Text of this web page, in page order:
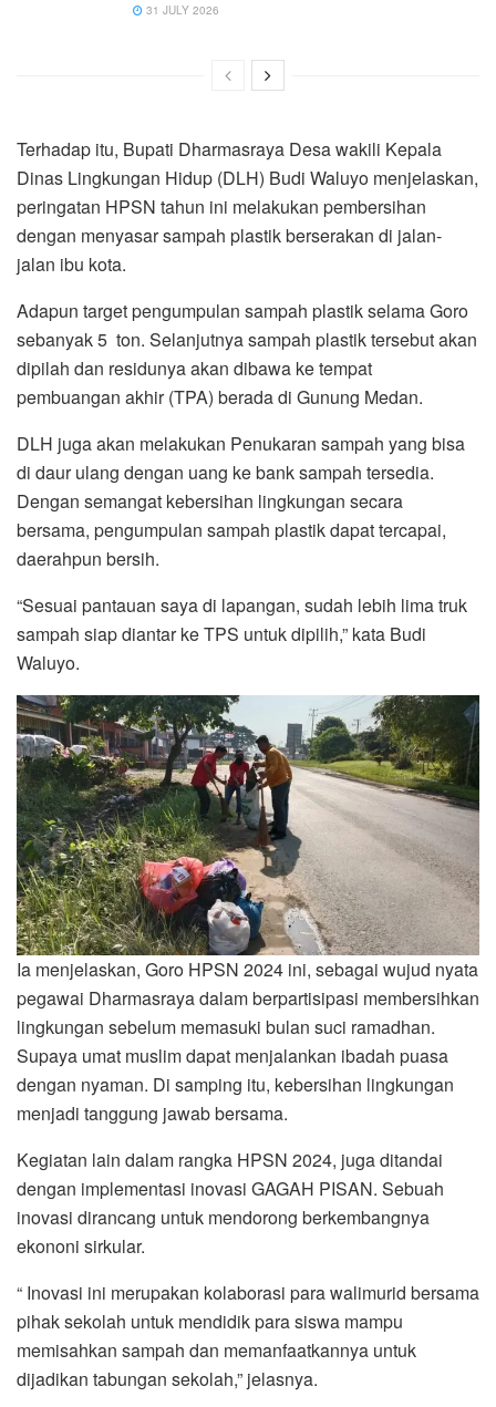
31 JULY 2026
Terhadap itu, Bupati Dharmasraya Desa wakili Kepala
Dinas Lingkungan Hidup (DLH) Budi Waluyo menjelaskan,
peringatan HPSN tahun ini melakukan pembersihan
dengan menyasar sampah plastik berserakan di jalan-
jalan ibu kota.
Adapun target pengumpulan sampah plastik selama Goro
sebanyak 5 ton. Selanjutnya sampah plastik tersebut akan
dipilah dan residunya akan dibawa ke tempat
pembuangan akhir (TPA) berada di Gunung Medan.
DLH juga akan melakukan Penukaran sampah yang bisa
di daur ulang dengan uang ke bank sampah tersedia.
Dengan semangat kebersihan lingkungan secara
bersama, pengumpulan sampah plastik dapat tercapai,
daerahpun bersih.
“Sesuai pantauan saya di lapangan, sudah lebih lima truk
sampah siap diantar ke TPS untuk dipilih,” kata Budi
Waluyo.
Ia menjelaskan, Goro HPSN 2024 ini, sebagai wujud nyata
pegawai Dharmasraya dalam berpartisipasi membersihkan
lingkungan sebelum memasuki bulan suci ramadhan.
Supaya umat muslim dapat menjalankan ibadah puasa
dengan nyaman. Di samping itu, kebersihan lingkungan
menjadi tanggung jawab bersama.
Kegiatan lain dalam rangka HPSN 2024, juga ditandai
dengan implementasi inovasi GAGAH PISAN. Sebuah
inovasi dirancang untuk mendorong berkembangnya
ekononi sirkular.
“ Inovasi ini merupakan kolaborasi para walimurid bersama
pihak sekolah untuk mendidik para siswa mampu
memisahkan sampah dan memanfaatkannya untuk
dijadikan tabungan sekolah,” jelasnya.